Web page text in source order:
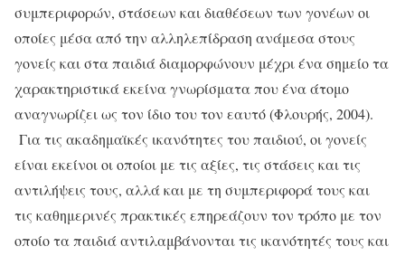
συμπεριφορών, στάσεων και διαθέσεων των γονέων οι
οποίες μέσα από την αλληλεπίδραση ανάμεσα στους
γονείς και στα παιδιά διαμορφώνουν μέχρι ένα σημείο τα
χαρακτηριστικά εκείνα γνωρίσματα που ένα άτομο
αναγνωρίζει ως τον ίδιο του τον εαυτό (Φλουρής, 2004).
Για τις ακαδημαϊκές ικανότητες του παιδιού, οι γονείς
είναι εκείνοι οι οποίοι με τις αξίες, τις στάσεις και τις
αντιλήψεις τους, αλλά και με τη συμπεριφορά τους και
τις καθημερινές πρακτικές επηρεάζουν τον τρόπο με τον
οποίο τα παιδιά αντιλαμβάνονται τις ικανότητές τους και